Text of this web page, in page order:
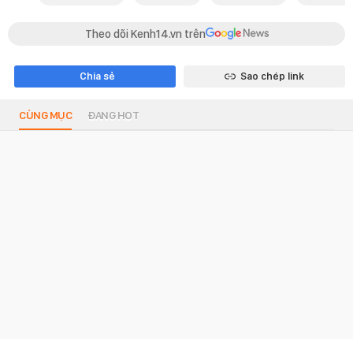
Theo dõi Kenh14.vn trên
Chia sẻ Sao chép link
CÙNG MỤC ĐANG HOT